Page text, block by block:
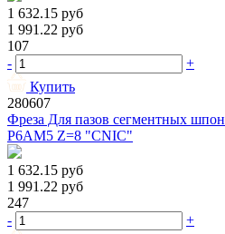
1 632.15 руб
1 991.22 руб
107
-
+
Купить
280607
Фреза Для пазов сегментных
Р6АМ5 Z=8 "CNIC"
1 632.15 руб
1 991.22 руб
247
-
+